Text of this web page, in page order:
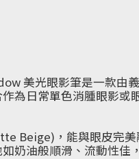
美光眼影筆是一款由
為日常單色消腫眼影或
Beige)，能與眼皮完
奶油般順滑、流動性